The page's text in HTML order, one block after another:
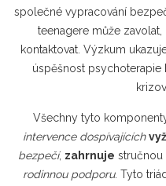
společné vypracování
teenagere může
kontaktovat. Výzkum
úspěšnost psychoterapie
Všechny tyto
intervence dospívajících
bezpečí, zahrnuje stručnou
rodinnou podporu. Tyto